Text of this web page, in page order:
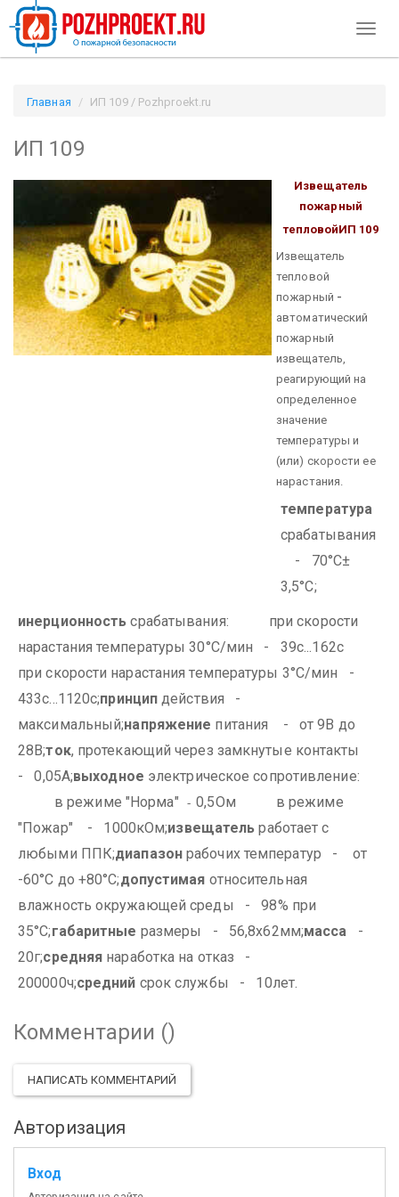
Главная ИП 109 / Pozhproekt.ru
ИП 109
Извещатель
пожарный
тепловойИП 109
Извещатель
тепловой
пожарный -
автоматический
пожарный
извещатель,
реагирующий на
определенное
значение
температуры и
(или) скорости ее
нарастания.
температура
срабатывания
- 70°С±
3,5°С;
инерционность срабатывания: при скорости
нарастания температуры 30°С/мин - 39с...162с
при скорости нарастания температуры 3°С/мин -
433с...1120с;принцип действия -
максимальный;напряжение питания - от 9В до
28В;ток, протекающий через замкнутые контакты
- 0,05А;выходное электрическое сопротивление:
в режиме "Норма" -0,5Ом в режиме
"Пожар" - 1000кОм;извещатель работает с
любыми ППК;диапазонрабочих температур - от
-60°С до +80°С;допустимая относительная
влажность окружающей среды - 98% при
35°С;габаритные размеры - 56,8х62мм;масса -
20г;средняя наработка на отказ -
200000ч;средний срок службы - 10лет.
Комментарии ()
НАПИСАТЬ КОММЕНТАРИЙ
Авторизация
Вход